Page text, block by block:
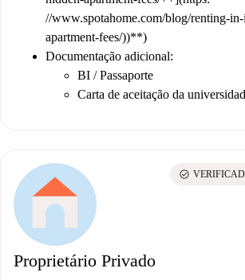
//www.spotahome.com/blog/renting-
apartment-fees/))**)
Documentação adicional:
BI / Passaporte
Carta de aceitação da
Proprietário Privado
check_circle